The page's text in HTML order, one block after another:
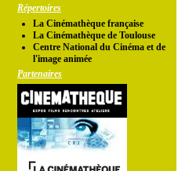
Répertoires
La Cinémathèque française
La Cinémathèque de Toulouse
Centre National du Cinéma et de
l'image animée
Partenaires